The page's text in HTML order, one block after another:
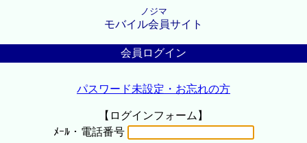
ノジマ
モバイル会員サイト
会員ログイン
パスワード未設定・お忘れの方
【ログインフォーム】
ﾒｰﾙ・電話番号